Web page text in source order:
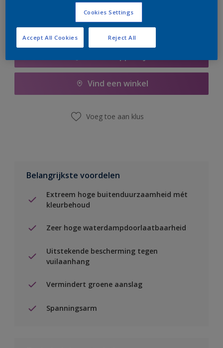
Vind een winkel
Voeg toe aan klus
Belangrijkste voordelen
Extreem hoge buitenduurzaamheid mét
kleurbehoud
Zeer hoge waterdampdoorlaatbaarheid
Uitstekende bescherming tegen
vuilaanhang
Vermindert groene aanslag
Spanningsarm
Cookies Settings
Reject All
Accept All Cookies